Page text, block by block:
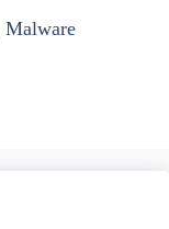
Malware